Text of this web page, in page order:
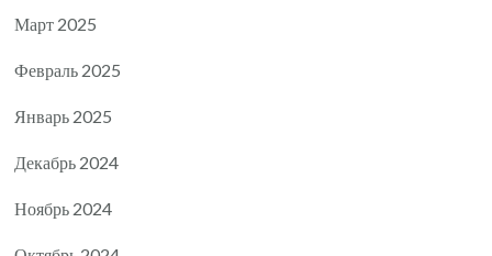
Март 2025
Февраль 2025
Январь 2025
Декабрь 2024
Ноябрь 2024